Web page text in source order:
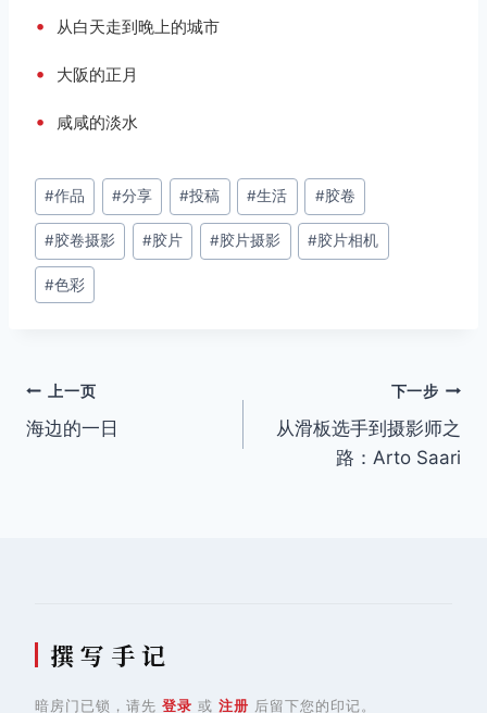
• 从白天走到晚上的城市
• 大阪的正月
• 咸咸的淡水
文
章
标
签：
#作品 #分享 #投稿 #生活 #胶卷
#胶卷摄影 #胶片 #胶片摄影 #胶片相机
#色彩
文
章
上一页
海边的一日
下一步
从滑板选手到摄影师之
路：Arto Saari
撰 写 手 记
暗房门已锁，请先 登录 或 注册 后留下您的印记。